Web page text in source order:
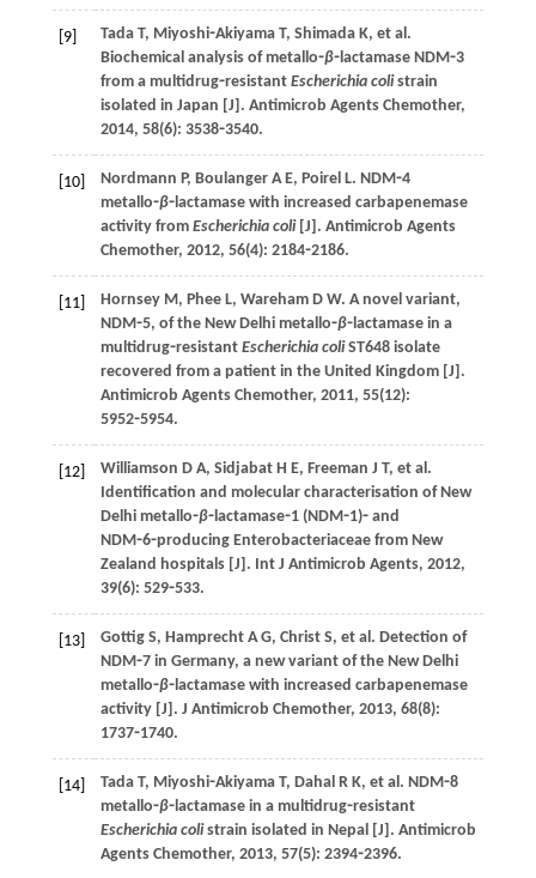
[9] Tada T, Miyoshi⁃Akiyama T, Shimada K, et al.
Biochemical analysis of metallo⁃β⁃lactamase NDM⁃3
from a multidrug⁃resistant Escherichia colistrain
isolated in Japan [J]. Antimicrob Agents Chemother,
2014, 58(6): 3538⁃3540.
[10] Nordmann P, Boulanger A E, Poirel L. NDM⁃4
metallo⁃β⁃lactamase with increased carbapenemase
activity from Escherichia coli[J]. Antimicrob Agents
Chemother, 2012, 56(4): 2184⁃2186.
[11] Hornsey M, Phee L, Wareham D W. A novel variant,
NDM⁃5, of the New Delhi metallo⁃β⁃lactamase in a
multidrug⁃resistant Escherichia coliST648 isolate
recovered from a patient in the United Kingdom [J].
Antimicrob Agents Chemother, 2011, 55(12):
5952⁃5954.
[12] Williamson D A, Sidjabat H E, Freeman J T, et al.
Identification and molecular characterisation of New
Delhi metallo⁃β⁃lactamase⁃1 (NDM⁃1)⁃ and
NDM⁃6⁃producing Enterobacteriaceae from New
Zealand hospitals [J]. Int J Antimicrob Agents, 2012,
39(6): 529⁃533.
[13] Gottig S, Hamprecht A G, Christ S, et al. Detection of
NDM⁃7 in Germany, a new variant of the New Delhi
metallo⁃β⁃lactamase with increased carbapenemase
activity [J]. J Antimicrob Chemother, 2013, 68(8):
1737⁃1740.
[14] Tada T, Miyoshi⁃Akiyama T, Dahal R K, et al. NDM⁃8
metallo⁃β⁃lactamase in a multidrug⁃resistant
Escherichia colistrain isolated in Nepal [J]. Antimicrob
Agents Chemother, 2013, 57(5): 2394⁃2396.